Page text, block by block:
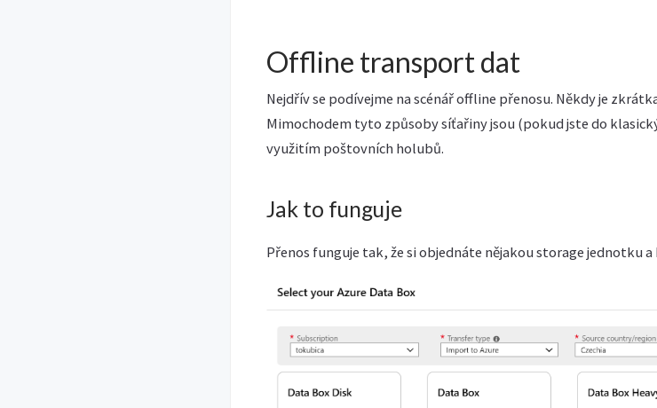
Offline transport dat
Nejdřív se podívejme na scénář offline přenosu. Někdy je
Mimochodem tyto způsoby síťařiny jsou (pokud jste do
využitím poštovních holubů.
Jak to funguje
Přenos funguje tak, že si objednáte nějakou storage jednotku a